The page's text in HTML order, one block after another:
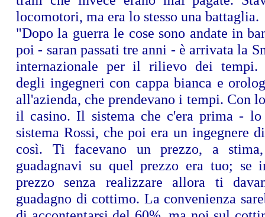
locomotori, ma era lo stesso una battaglia.
"Dopo la guerra le cose sono andate in
poi - saran passati tre anni - è arrivata la
internazionale per il rilievo dei tempi.
degli ingegneri con cappa bianca e
all'azienda, che prendevano i tempi. Con
il casino. Il sistema che c'era prima -
sistema Rossi, che poi era un ingegnere
così. Ti facevano un prezzo, a
guadagnavi su quel prezzo era tuo; se
prezzo senza realizzare allora ti
guadagno di cottimo. La convenienza